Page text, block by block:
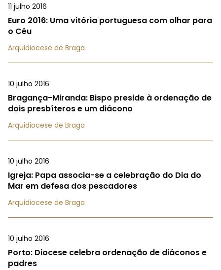
11 julho 2016
Euro 2016: Uma vitória portuguesa com olhar para
o Céu
Arquidiocese de Braga
10 julho 2016
Bragança-Miranda: Bispo preside à ordenação de
dois presbíteros e um diácono
Arquidiocese de Braga
10 julho 2016
Igreja: Papa associa-se a celebração do Dia do
Mar em defesa dos pescadores
Arquidiocese de Braga
10 julho 2016
Porto: Diocese celebra ordenação de diáconos e
padres